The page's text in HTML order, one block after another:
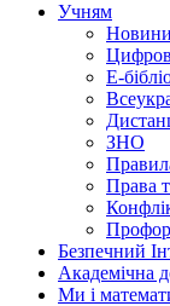
Учням
E-
ЗНО
Права
Безпечний
Академічна
Ми і